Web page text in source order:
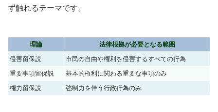
ず触れるテーマです。
理論
法律根拠が必要となる範囲
侵害留保説
市民の自由や権利を侵害するすべての行為
重要事項留保説
基本的権利に関わる重要な事項のみ
権力留保説
強制力を伴う行政行為のみ